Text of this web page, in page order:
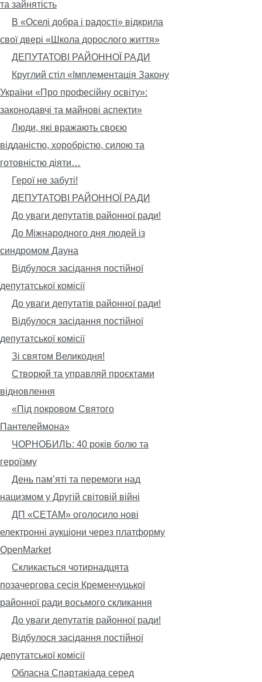
та зайнятість
В «Оселі добра і радості» відкрила
свої двері «Школа дорослого життя»
ДЕПУТАТОВІ РАЙОННОЇ РАДИ
Круглий стіл «Імплементація Закону
України «Про професійну освіту»:
законодавчі та майнові аспекти»
Люди, які вражають своєю
відданістю, хоробрістю, силою та
готовністю діяти…
Герої не забуті!
ДЕПУТАТОВІ РАЙОННОЇ РАДИ
До уваги депутатів районної ради!
До Міжнародного дня людей із
синдромом Дауна
Відбулося засідання постійної
депутатської комісії
До уваги депутатів районної ради!
Відбулося засідання постійної
депутатської комісії
Зі святом Великодня!
Створюй та управляй проєктами
відновлення
«Під покровом Святого
Пантелеймона»
ЧОРНОБИЛЬ: 40 років болю та
героїзму
День пам’яті та перемоги над
нацизмом у Другій світовій війні
ДП «СЕТАМ» оголосило нові
електронні аукціони через платформу
OpenMarket
Скликається чотирнадцята
позачергова сесія Кременчуцької
районної ради восьмого скликання
До уваги депутатів районної ради!
Відбулося засідання постійної
депутатської комісії
Обласна Спартакіада серед